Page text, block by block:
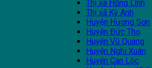
Thị xã Hồng Lĩnh
Thị xã Kỳ Anh
Huyện Hương Sơn
Huyện Đức Thọ
Huyện Vũ Quang
Huyện Nghi Xuân
Huyện Can Lộc